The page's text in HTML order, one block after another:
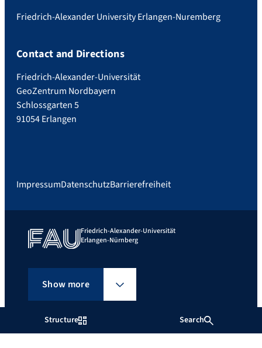
Structure Search
Friedrich-Alexander University Erlangen-Nuremberg
Contact and Directions
Friedrich-Alexander-Universität
GeoZentrum Nordbayern
Schlossgarten 5
91054 Erlangen
ImpressumDatenschutzBarrierefreiheit
Friedrich-Alexander-Universität
Erlangen-Nürnberg
Show more